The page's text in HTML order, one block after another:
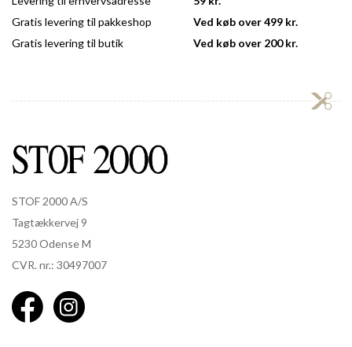
Gratis levering til pakkeshop
Gratis levering til butik
Ved køb over 499 kr.
Ved køb over 200 kr.
STOF 2000 A/S
Tagtækkervej 9
5230 Odense M
CVR. nr.: 30497007